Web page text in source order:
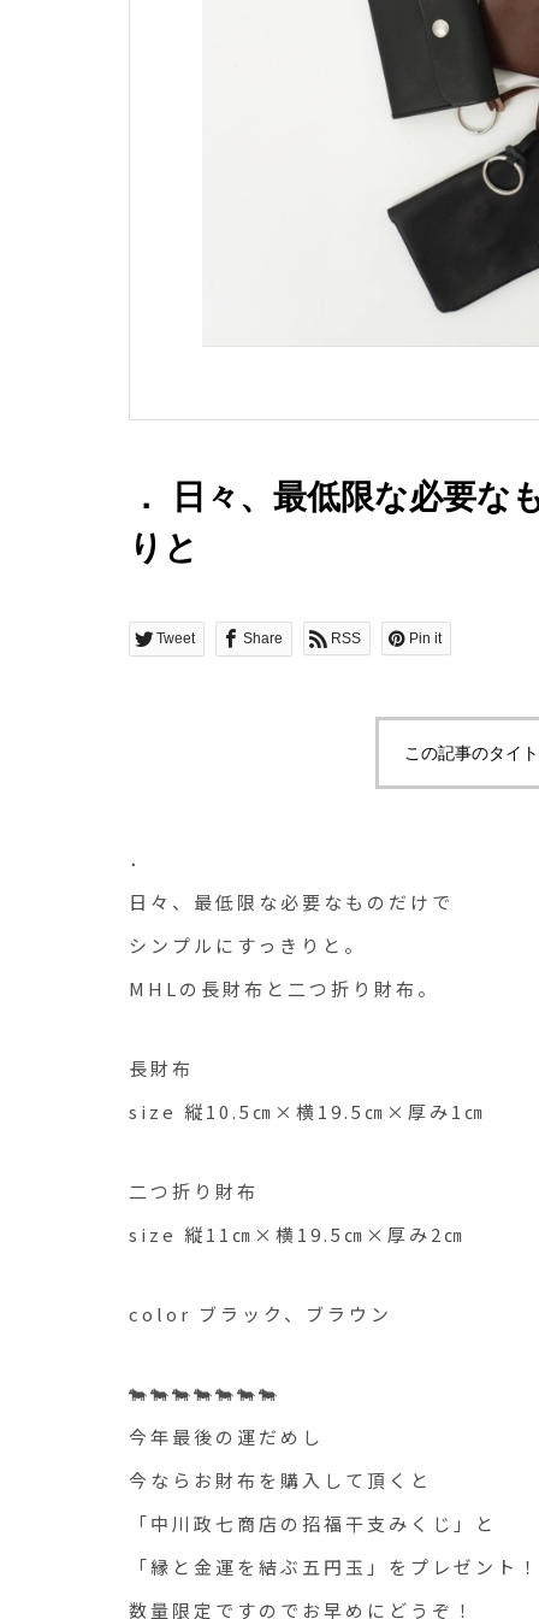
． 日々、最低限な必要
りと
Tweet Share RSS Pin it
この記事のタイ
．
日々、最低限な必要なものだけで
シンプルにすっきりと。
MHLの長財布と二つ折り財布。
長財布
size 縦10.5㎝×横19.5㎝×厚み1㎝
二つ折り財布
size 縦11㎝×横19.5㎝×厚み2㎝
color ブラック、ブラウン
🐄🐄🐄🐄🐄🐄🐄
今年最後の運だめし
今ならお財布を購入して頂くと
「中川政七商店の招福干支みくじ」と
「縁と金運を結ぶ五円玉」をプレゼント！
数量限定ですのでお早めにどうぞ！